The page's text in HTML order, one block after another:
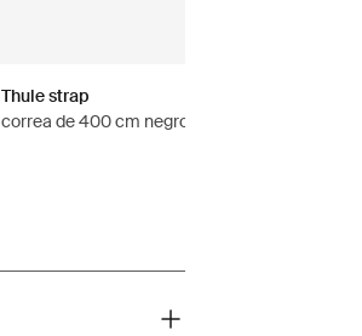
Thule strap
correa de 400 cm negro